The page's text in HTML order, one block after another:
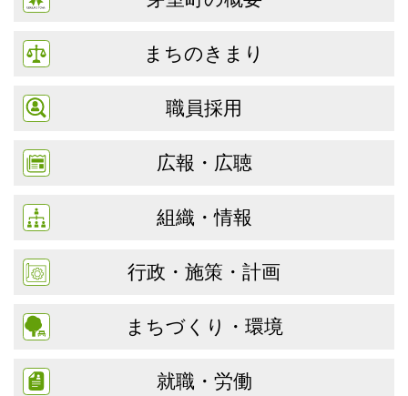
まちのきまり
職員採用
広報・広聴
組織・情報
行政・施策・計画
まちづくり・環境
就職・労働